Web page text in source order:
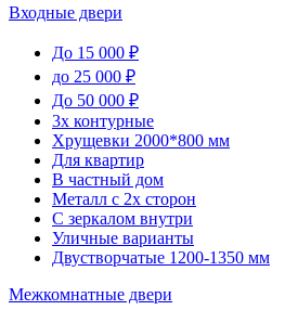
Входные двери
До 15 000 ₽
до 25 000 ₽
До 50 000 ₽
3х контурные
Хрущевки 2000*800 мм
Для квартир
В частный дом
Металл с 2х сторон
С зеркалом внутри
Уличные варианты
Двустворчатые 1200-1350 мм
Межкомнатные двери